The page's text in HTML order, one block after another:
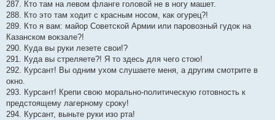
287. Кто там на левом фланге головой не в ногу машет.
288. Кто это там ходит с красным носом, как огурец?!
289. Кто я вам: майор Советской Армии или паровозный гудок на
Казанском вокзале?!
290. Куда вы руки лезете свои!?
291. Куда вы стреляете?! Я то здесь для чего стою!
292. Курсант! Вы одним ухом слушаете меня, а другим смотрите в
окно.
293. Курсант! Крепи свою морально-политическую готовность к
предстоящему лагерному сроку!
294. Курсант, выньте руки изо рта!